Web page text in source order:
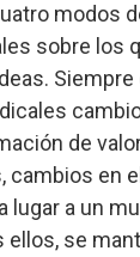
modos
sobre los
de
en
lugar a un
ellos, se